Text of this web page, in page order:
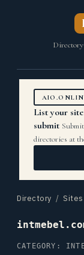
Directory
List your
submit
directories at
Directory / Sites
CATEGORY: